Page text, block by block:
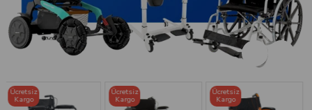
Ücretsiz
Kargo
Ücretsiz
Kargo
Ücretsiz
Kargo